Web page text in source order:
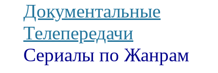
Документальные
Телепередачи
Сериалы по Жанрам